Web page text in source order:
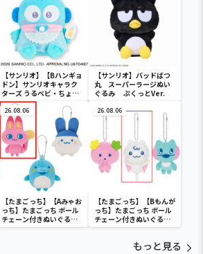
【サンリオ】【Bハンギョ
ドン】サンリオキャラク
ターズ うるベビ・ちょい
デカドール
【サンリオ】バッドばつ
丸 スーパーラージぬい
ぐるみ ぷくっとVer.
26.08.06
【たまごっち】【Aみゃお
っち】たまごっち ボール
チェーン付きぬいぐるみ
～Tamagotchi
26.08.06
【たまごっち】【Bもんが
っち】たまごっち ボール
チェーン付きぬいぐるみ
～Tamagotchi
もっと見る